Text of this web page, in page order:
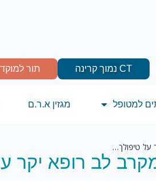
תור למוקד URG.ENT! CT נמוך קרינה
למטופל מגזין א.ר.ם
על טיפולך…
לב רופא יקר